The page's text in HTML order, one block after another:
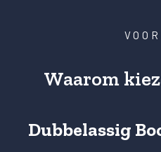
Waarom
Dubbelassig